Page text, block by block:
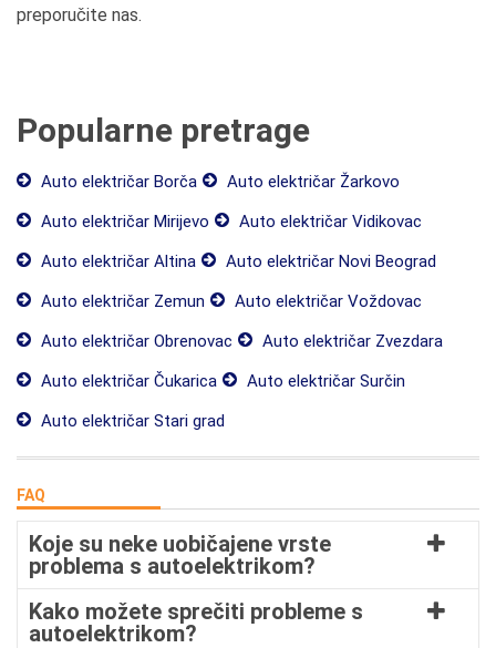
preporučite nas.
Popularne pretrage
Auto električar Borča
Auto električar Žarkovo
Auto električar Mirijevo
Auto električar Vidikovac
Auto električar Altina
Auto električar Novi Beograd
Auto električar Zemun
Auto električar Voždovac
Auto električar Obrenovac
Auto električar Zvezdara
Auto električar Čukarica
Auto električar Surčin
Auto električar Stari grad
FAQ
Koje su neke uobičajene vrste
problema s autoelektrikom?
Kako možete sprečiti probleme s
autoelektrikom?